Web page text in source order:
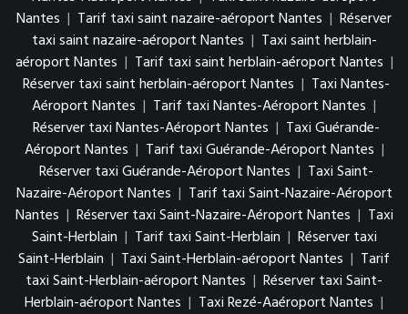
Nantes | Tarif taxi saint nazaire-aéroport Nantes | Réserver
taxi saint nazaire-aéroport Nantes | Taxi saint herblain-
aéroport Nantes | Tarif taxi saint herblain-aéroport Nantes |
Réserver taxi saint herblain-aéroport Nantes | Taxi Nantes-
Aéroport Nantes | Tarif taxi Nantes-Aéroport Nantes |
Réserver taxi Nantes-Aéroport Nantes | Taxi Guérande-
Aéroport Nantes | Tarif taxi Guérande-Aéroport Nantes |
Réserver taxi Guérande-Aéroport Nantes | Taxi Saint-
Nazaire-Aéroport Nantes | Tarif taxi Saint-Nazaire-Aéroport
Nantes | Réserver taxi Saint-Nazaire-Aéroport Nantes | Taxi
Saint-Herblain | Tarif taxi Saint-Herblain | Réserver taxi
Saint-Herblain | Taxi Saint-Herblain-aéroport Nantes | Tarif
taxi Saint-Herblain-aéroport Nantes | Réserver taxi Saint-
Herblain-aéroport Nantes | Taxi Rezé-Aaéroport Nantes |